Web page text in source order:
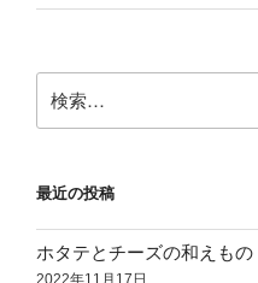
索:
最近の投稿
ホタテとチーズの和えもの